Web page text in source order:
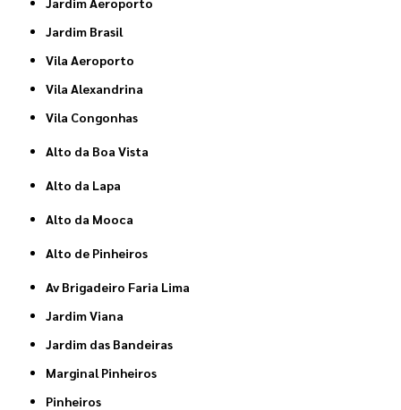
Jardim Brasil
Vila Aeroporto
Vila Alexandrina
Vila Congonhas
Alto da Boa Vista
Alto da Lapa
Alto da Mooca
Alto de Pinheiros
Av Brigadeiro Faria Lima
Jardim Viana
Jardim das Bandeiras
Marginal Pinheiros
Pinheiros